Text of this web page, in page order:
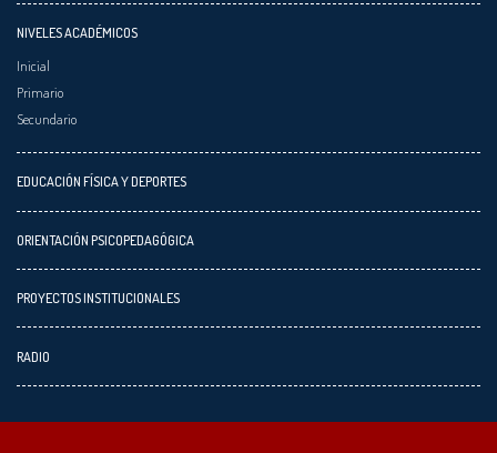
NIVELES ACADÉMICOS
Inicial
Primario
Secundario
EDUCACIÓN FÍSICA Y DEPORTES
ORIENTACIÓN PSICOPEDAGÓGICA
PROYECTOS INSTITUCIONALES
RADIO